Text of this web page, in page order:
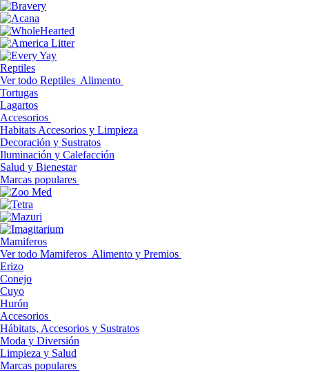
Reptiles
Ver todo Reptiles Alimento
Tortugas
Lagartos
Accesorios
Habitats Accesorios y Limpieza
Decoración y Sustratos
Iluminación y Calefacción
Salud y Bienestar
Marcas populares
Mamiferos
Ver todo Mamiferos Alimento y Premios
Erizo
Conejo
Cuyo
Hurón
Accesorios
Hábitats, Accesorios y Sustratos
Moda y Diversión
Limpieza y Salud
Marcas populares